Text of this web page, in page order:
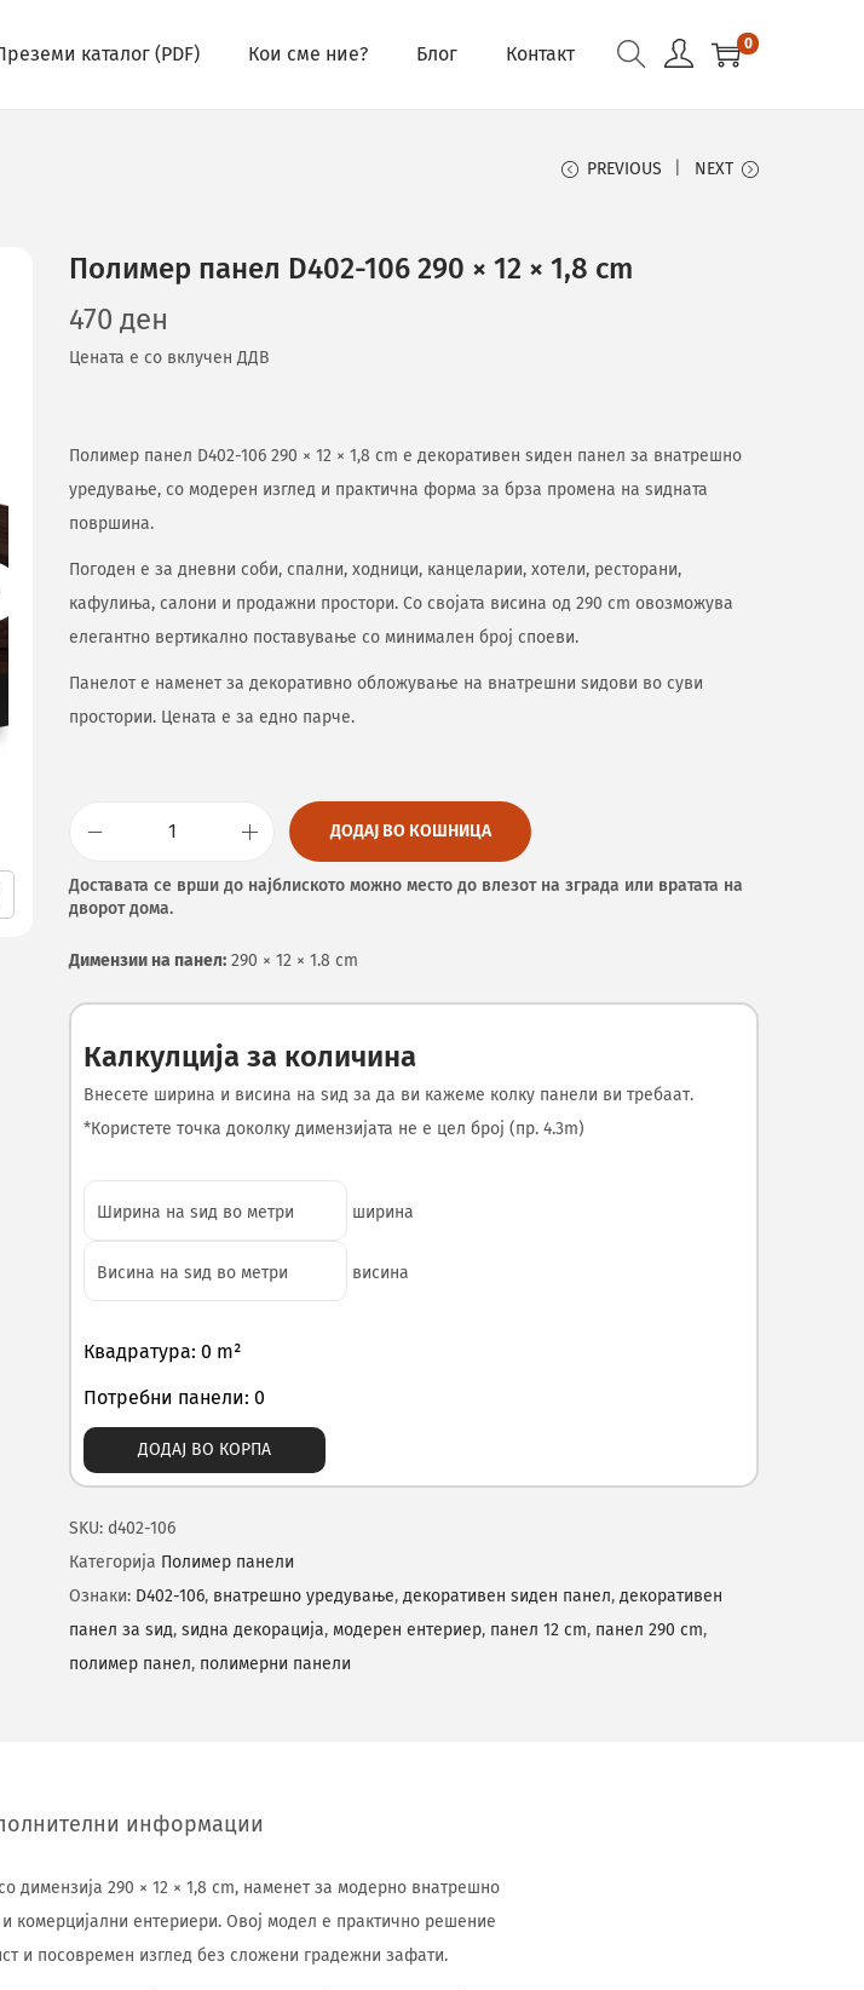
каталог (PDF) Кои сме ние? Блог Контакт 0
PREVIOUS NEXT
Полимер панел D402-106 290 × 12 × 1,8 cm
470 ден
Цената е со вклучен ДДВ
Полимер панел D402-106 290 × 12 × 1,8 cm е декоративен ѕиден панел за внатрешно
уредување, со модерен изглед и практична форма за брза промена на ѕидната
површина.
Погоден е за дневни соби, спални, ходници, канцеларии, хотели, ресторани,
кафулиња, салони и продажни простори. Со својата висина од 290 cm овозможува
елегантно вертикално поставување со минимален број споеви.
Панелот е наменет за декоративно обложување на внатрешни ѕидови во суви
простории. Цената е за едно парче.
ДОДАЈ ВО КОШНИЦА
Доставата се врши до најблиското можно место до влезот на зграда или вратата на
дворот дома.
Димензии на панел: 290 × 12 × 1.8 cm
Калкулција за количина
Внесете ширина и висина на ѕид за да ви кажеме колку панели ви требаат.
*Користете точка доколку димензијата не е цел број (пр. 4.3m)
ширина
висина
Квадратура: 0 m²
Потребни панели: 0
ДОДАЈ ВО КОРПА
SKU: d402-106
Категорија Полимер панели
Ознаки: D402-106, внатрешно уредување, декоративен ѕиден панел, декоративен
панел за ѕид, ѕидна декорација, модерен ентериер, панел 12 cm, панел 290 cm,
полимер панел, полимерни панели
информации
димензија 290 × 12 × 1,8 cm, наменет за модерно внатрешно
комерцијални ентериери. Овој модел е практично решение
и посовремен изглед без сложени градежни зафати.